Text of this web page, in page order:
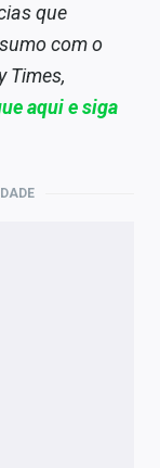
que
com o
Times,
aqui e siga